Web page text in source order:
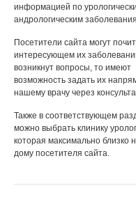
информацией по
андрологическим
Посетители сайта могут
интересующем их
возникнут вопросы, то имеют
возможность задать их
нашему врачу через
Также в соответствующем
можно выбрать клинику
которая максимально близко
дому посетителя сайта.